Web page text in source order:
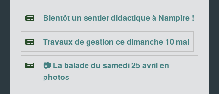
Bientôt un sentier didactique à Nampîre !
Travaux de gestion ce dimanche 10 mai
📷 La balade du samedi 25 avril en
photos